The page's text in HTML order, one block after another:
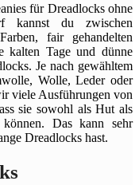
für Dreadlocks ohne
kannst du zwischen
fair gehandelten
kalten Tage und dünne
Je nach gewähltem
Wolle, Leder oder
viele Ausführungen von
sie sowohl als Hut als
Das kann sehr
Dreadlocks hast.